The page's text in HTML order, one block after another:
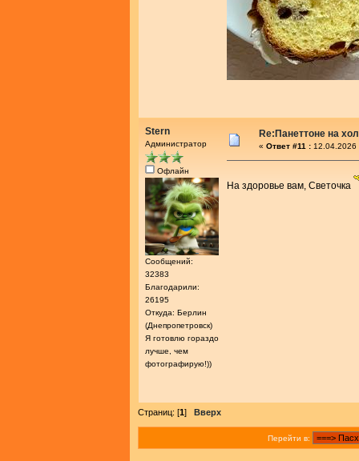
Stern
Администратор
Офлайн
Сообщений:
32383
Благодарили:
26195
Откуда: Берлин
(Днепропетровск)
Я готовлю гораздо
лучше, чем
фотографирую!))
Re:Панеттоне на
« Ответ #11 : 12.04.2026
На здоровье вам, Светочка
Страниц: [1] Вверх
Перейти в: